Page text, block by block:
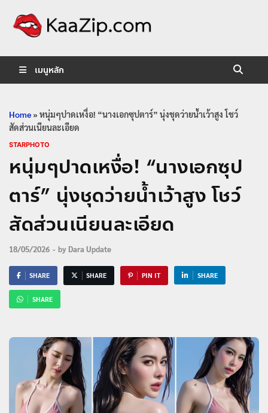
เมนูหลัก
Home»หนุ่มๆปาดเหงื่อ! “นางเอกซุปตาร์” นุ่งชุดว่ายน้ำเว้าสูง โชว์
สัดส่วนเนียนละเอียด
STARPHOTO
หนุ่มๆปาดเหงื่อ! “นางเอกซุป
ตาร์” นุ่งชุดว่ายน้ำเว้าสูง โชว์
สัดส่วนเนียนละเอียด
18/05/2026 - by Dara Update
SHARE SHARE PIN IT SHARE
SHARE